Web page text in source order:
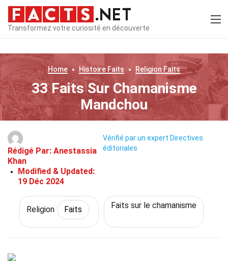
Transformez votre curiosité en découverte
Home Histoire Faits Religion Faits
33 Faits Sur Chamanisme
Mandchou
Rédigé Par: Anestassia
Khan
Modified & Updated:
19 Déc 2024
Vérifié par un expert Directives
éditoriales
Religion Faits Faits sur le chamanisme